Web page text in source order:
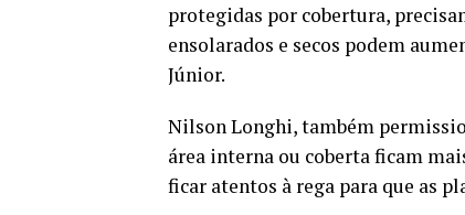
protegidas por cobertura,
ensolarados e secos podem
Júnior.
Nilson Longhi, também
área interna ou coberta ficam
ficar atentos à rega para que as